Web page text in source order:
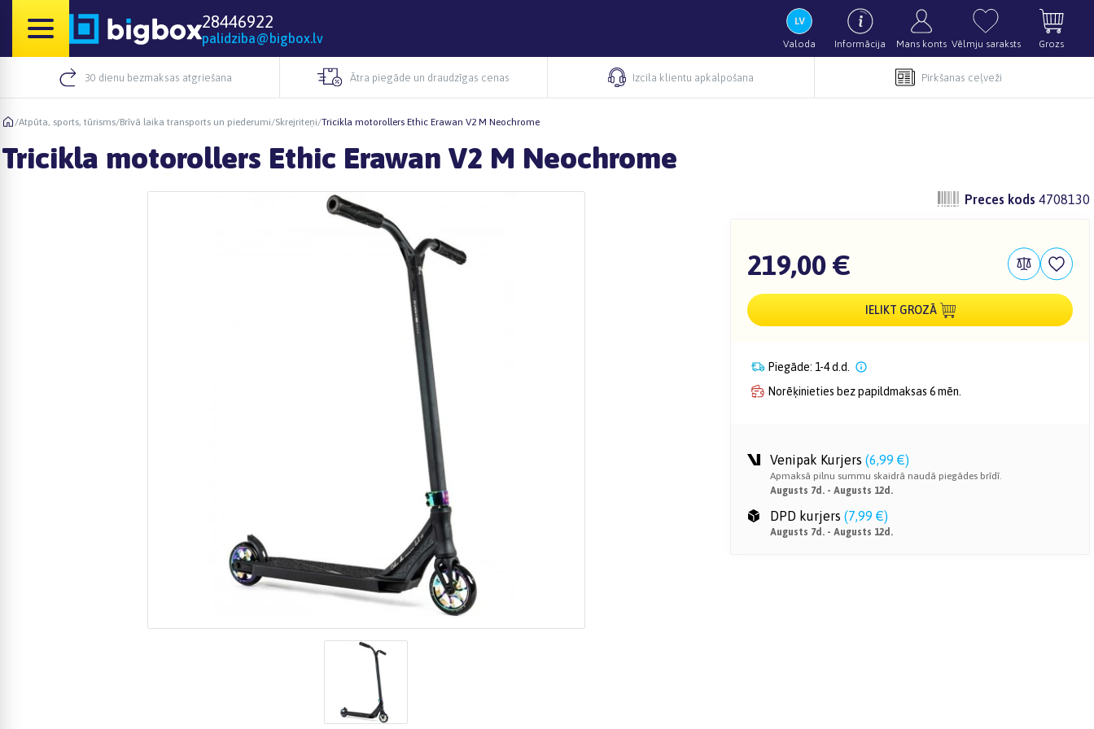
28446922
palidziba@bigbox.lv Valoda Informācija Mans konts Vēlmju saraksts Grozs
30 dienu bezmaksas atgriešana Ātra piegāde un draudzīgas cenas Izcila klientu apkalpošana Pirkšanas ceļveži
/Atpūta, sports, tūrisms/Brīvā laika transports un piederumi/Skrejriteņi/Tricikla motorollers Ethic Erawan V2 M Neochrome
Tricikla motorollers Ethic Erawan V2 M Neochrome
Preces kods 4708130
219,00 €
IELIKT GROZĀ
Piegāde: 1-4 d.d.
Norēķinieties bez papildmaksas 6 mēn.
Venipak Kurjers (6,99 €)
Apmaksā pilnu summu skaidrā naudā piegādes brīdī.
Augusts 7d. - Augusts 12d.
DPD kurjers (7,99 €)
Augusts 7d. - Augusts 12d.